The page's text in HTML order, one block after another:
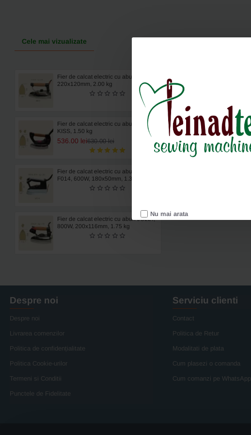
Nu mai arata
Cele mai vizualizate
Fier de calcat electric cu aburi A13GS,
220x120mm, 2.00 kg
Fier de calcat electric cu aburi 2F
KISS, 1.50 kg
536.00 lei630.00 lei
Fier de calcat electric cu aburi TREVIL
F014, 600W, 180x50mm, 1.30 kg
Fier de calcat electric cu aburi JOLLY,
800W, 200x116mm, 1.75 kg
Despre noi
Despre noi
Livrarea comenzilor
Politica de confidențialitate
Politica Cookie-urilor
Termeni si Conditii
Punctele de Fidelitate
Serviciu clienti
Contact
Politica de Retur
Modalitati de plata
Cum plasezi o comanda
Cum comanzi pe WhatsApp